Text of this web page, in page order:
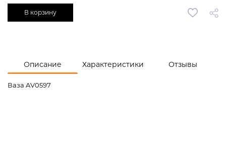
Описание Характеристики Отзывы
Ваза AV0597
В корзину